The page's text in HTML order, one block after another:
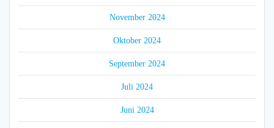
November 2024
Oktober 2024
September 2024
Juli 2024
Juni 2024